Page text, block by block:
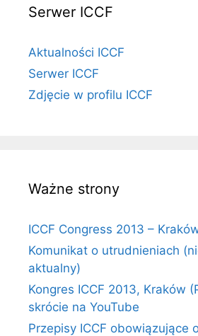
Serwer ICCF
Aktualności ICCF
Serwer ICCF
Zdjęcie w profilu ICCF
Ważne strony
ICCF Congress 2013 –
Komunikat o utrudnieniach
aktualny)
Kongres ICCF 2013, Kraków
skrócie na YouTube
Przepisy ICCF obowiązujące